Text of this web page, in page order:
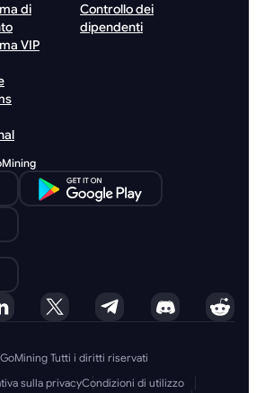
di
VIP
Controllo dei
dipendenti
Tutti i diritti riservati
sulla privacyCondizioni di utilizzo